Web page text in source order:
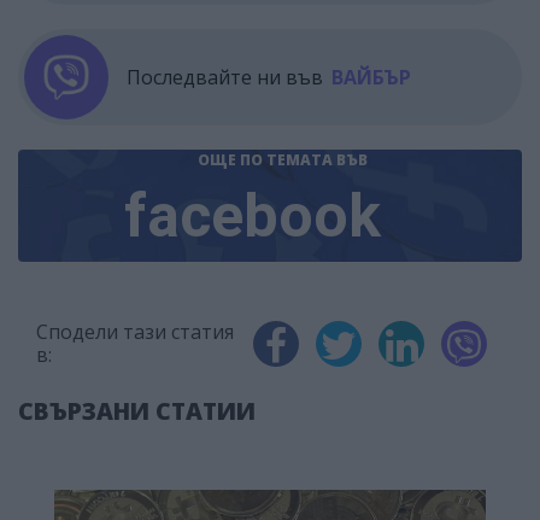
Последвайте ни във ВАЙБЪР
ОЩЕ ПО ТЕМАТА ВЪВ
facebook
Сподели тази статия
в:
СВЪРЗАНИ СТАТИИ